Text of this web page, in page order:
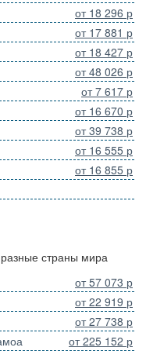
от 18 296 р
от 17 881 р
от 18 427 р
от 48 026 р
от 7 617 р
от 16 670 р
от 39 738 р
от 16 555 р
от 16 855 р
страны мира
от 57 073 р
от 22 919 р
от 27 738 р
от 225 152 р